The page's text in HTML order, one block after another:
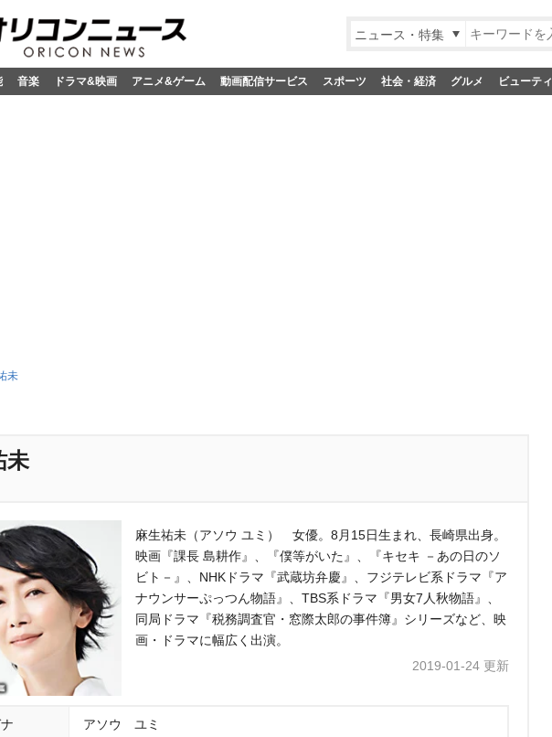
ニュース・特集
音楽 ドラマ&映画 アニメ&ゲーム 動画配信サービス スポーツ 社会・経済 グルメ ビューティ
未
未
麻生祐未（アソウ ユミ） 女優。8月15日生まれ、長崎県出身。
映画『課長 島耕作』、『僕等がいた』、『キセキ －あの日のソ
ビト－』、NHKドラマ『武蔵坊弁慶』、フジテレビ系ドラマ『ア
ナウンサーぷっつん物語』、TBS系ドラマ『男女7人秋物語』、
同局ドラマ『税務調査官・窓際太郎の事件簿』シリーズなど、映
画・ドラマに幅広く出演。
2019-01-24 更新
アソウ ユミ